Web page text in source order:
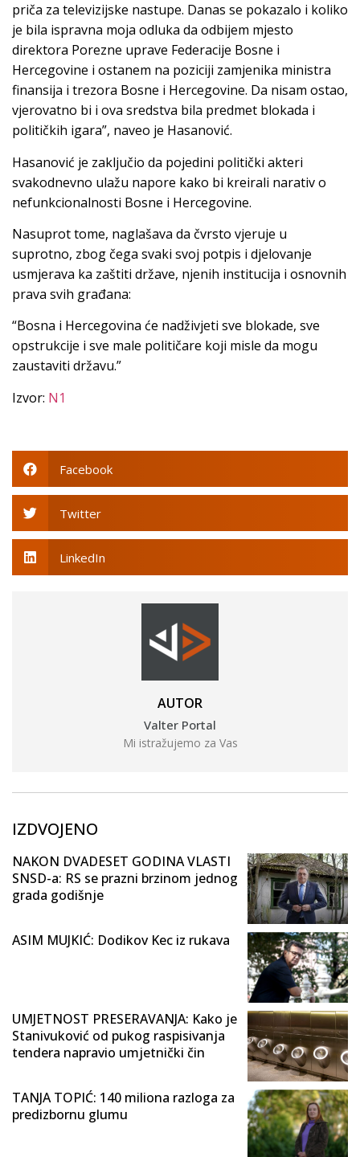
priča za televizijske nastupe. Danas se pokazalo i koliko
je bila ispravna moja odluka da odbijem mjesto
direktora Porezne uprave Federacije Bosne i
Hercegovine i ostanem na poziciji zamjenika ministra
finansija i trezora Bosne i Hercegovine. Da nisam ostao,
vjerovatno bi i ova sredstva bila predmet blokada i
političkih igara”, naveo je Hasanović.
Hasanović je zaključio da pojedini politički akteri
svakodnevno ulažu napore kako bi kreirali narativ o
nefunkcionalnosti Bosne i Hercegovine.
Nasuprot tome, naglašava da čvrsto vjeruje u
suprotno, zbog čega svaki svoj potpis i djelovanje
usmjerava ka zaštiti države, njenih institucija i osnovnih
prava svih građana:
“Bosna i Hercegovina će nadživjeti sve blokade, sve
opstrukcije i sve male političare koji misle da mogu
zaustaviti državu.”
Izvor: N1
Facebook
Twitter
LinkedIn
AUTOR
Valter Portal
Mi istražujemo za Vas
IZDVOJENO
NAKON DVADESET GODINA VLASTI
SNSD-a: RS se prazni brzinom jednog
grada godišnje
ASIM MUJKIĆ: Dodikov Kec iz rukava
UMJETNOST PRESERAVANJA: Kako je
Stanivuković od pukog raspisivanja
tendera napravio umjetnički čin
TANJA TOPIĆ: 140 miliona razloga za
predizbornu glumu